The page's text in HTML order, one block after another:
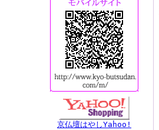
京仏壇はやしYahoo!